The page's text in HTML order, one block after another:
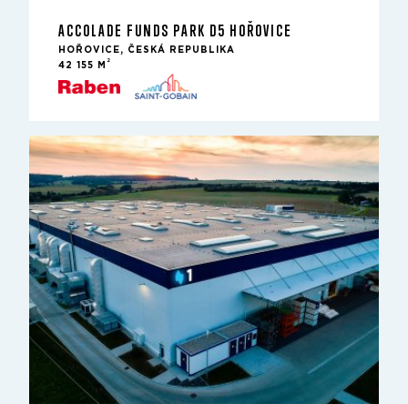
ACCOLADE FUNDS PARK D5 HOŘOVICE
HOŘOVICE, ČESKÁ REPUBLIKA
42 155 M
2